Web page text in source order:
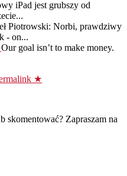
iPad jest grubszy od
Piotrowski: Norbi, prawdziwy
- on...
Our goal isn’t to make money.
★
skomentować? Zapraszam na